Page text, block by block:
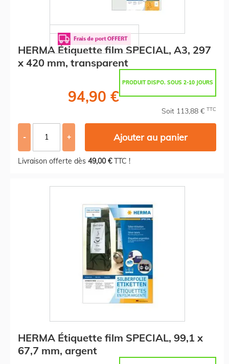
HERMA Étiquette film SPECIAL, A3, 297
x 420 mm, transparent
PRODUIT DISPO. SOUS 2-10 JOURS
94,90 €
Soit 113,88 € TTC
- + Ajouter au panier
Livraison offerte dès 49,00 €TTC !
HERMA Étiquette film SPECIAL, 99,1 x
67,7 mm, argent